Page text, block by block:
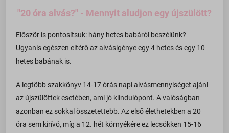
"20 óra alvás?" - Mennyit aludjon egy újszülött?
Először is pontosítsuk: hány hetes babáról beszélünk?
Ugyanis egészen eltérő az alvásigénye egy 4 hetes és egy 10
hetes babának is.
A legtöbb szakkönyv 14-17 órás napi alvásmennyiséget ajánl
az újszülöttek esetében, ami jó kiindulópont. A valóságban
azonban ez sokkal összetettebb. Az első élethetekben a 20
óra sem kirívó, míg a 12. hét környékére ez lecsökken 15-16